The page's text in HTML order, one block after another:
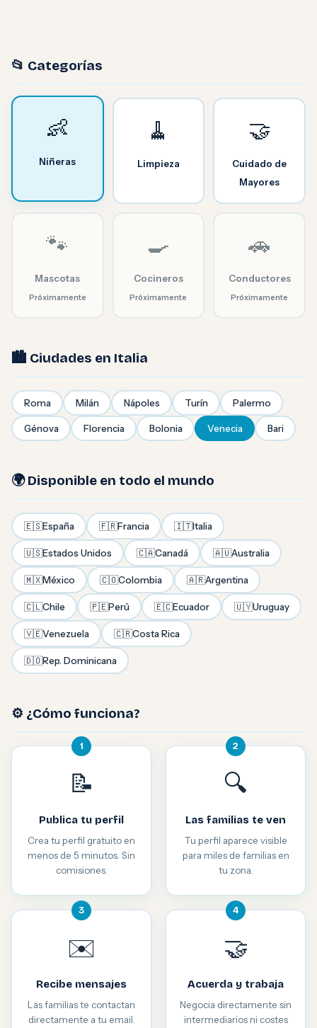
📂 Categorías
👶
Niñeras
🧹
Limpieza
🤝
Cuidado de
Mayores
🐾
Mascotas
Próximamente
🍳
Cocineros
Próximamente
🚗
Conductores
Próximamente
🏙️ Ciudades en Italia
Roma Milán Nápoles Turín Palermo
Génova Florencia Bolonia Venecia Bari
🌍 Disponible en todo el mundo
🇪🇸España 🇫🇷Francia 🇮🇹Italia
🇺🇸Estados Unidos 🇨🇦Canadá 🇦🇺Australia
🇲🇽México 🇨🇴Colombia 🇦🇷Argentina
🇨🇱Chile 🇵🇪Perú 🇪🇨Ecuador 🇺🇾Uruguay
🇻🇪Venezuela 🇨🇷Costa Rica
🇩🇴Rep. Dominicana
⚙️ ¿Cómo funciona?
1
📝
Publica tu perfil
Crea tu perfil gratuito en
menos de 5 minutos. Sin
comisiones.
2
🔍
Las familias te ven
Tu perfil aparece visible
para miles de familias en
tu zona.
3
✉️
Recibe mensajes
Las familias te contactan
directamente a tu email.
4
🤝
Acuerda y trabaja
Negocia directamente sin
intermediarios ni costes